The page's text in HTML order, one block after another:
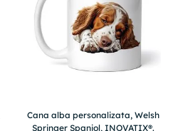
Cana alba personalizata, Welsh
Springer Spaniol, INOVATIX®.